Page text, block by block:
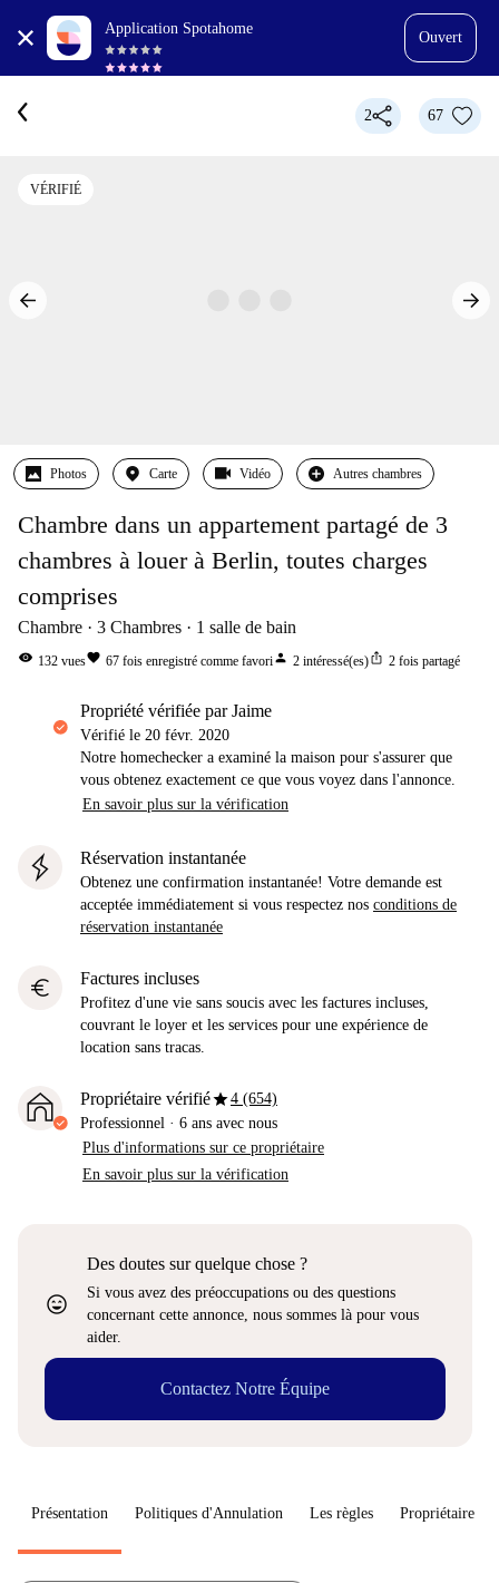
Application Spotahome
Ouvert
2 67
VÉRIFIÉ
Photos Carte Vidéo Autres chambres
Chambre dans un appartement partagé de 3
chambres à louer à Berlin, toutes charges
comprises
Chambre 3 Chambres 1 salle de bain
visibility 132 vuesfavorite 67 fois enregistré comme favoriperson 2 intéressé(es)ios_share 2 fois partagé
propriété vérifiée par Jaime
Vérifié le 20 févr. 2020
Notre homechecker a examiné la maison pour s'assurer que
vous obtenez exactement ce que vous voyez dans l'annonce.
En savoir plus sur la vérification
Réservation instantanée
Obtenez une confirmation instantanée! Votre demande est
acceptée immédiatement si vous respectez nos conditions de
réservation instantanée
euro Factures incluses
Profitez d'une vie sans soucis avec les factures incluses,
couvrant le loyer et les services pour une expérience de
location sans tracas.
Propriétaire vérifiéstar4 (654)
Professionnel · 6 ans avec nous
Plus d'informations sur ce propriétaire
En savoir plus sur la vérification
sentiment_very_satisfied
Des doutes sur quelque chose ?
Si vous avez des préoccupations ou des questions
concernant cette annonce, nous sommes là pour vous
aider.
Contactez Notre Équipe
Présentation Politiques d'Annulation Les règles Propriétaire